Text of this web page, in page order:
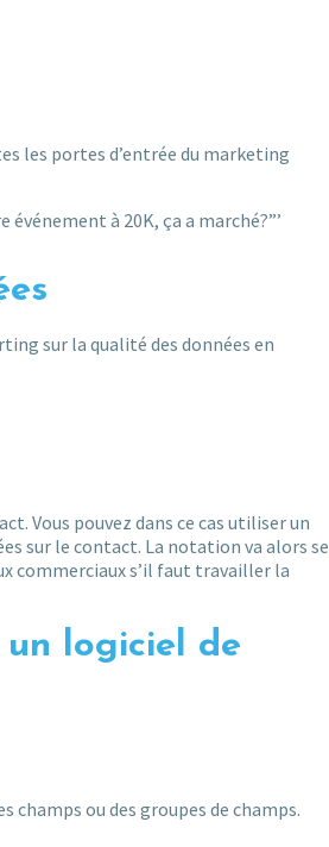
les portes d’entrée du marketing
à 20K, ça a marché?”’
sur la qualité des données en
Vous pouvez dans ce cas utiliser un
sur le contact. La notation va alors se
commerciaux s’il faut travailler la
logiciel de
ou des groupes de champs.